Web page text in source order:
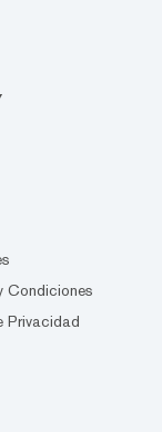
Condiciones
Privacidad